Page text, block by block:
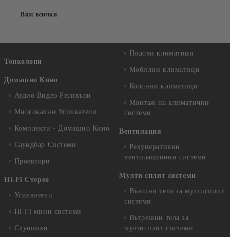
Виж всички
Тонколони
Домашно Кино
Аудио Видео Рeсивъри
Многокални Усилватели
Комплекти - Домашно Кино
Саундбар Системи
Проектори
Hi-Fi Стерео
Усилватели
Hi-Fi мини системи
Слушалки
Подови климатици
Мобилни климатици
Колонни климатици
Монтаж на климатични
системи
Вентилация
Рекуперативни
вентилационни системи
Мулти сплит системи
Външни тела за мултисплит
системи
Вътрешни тела за
мултисплит системи